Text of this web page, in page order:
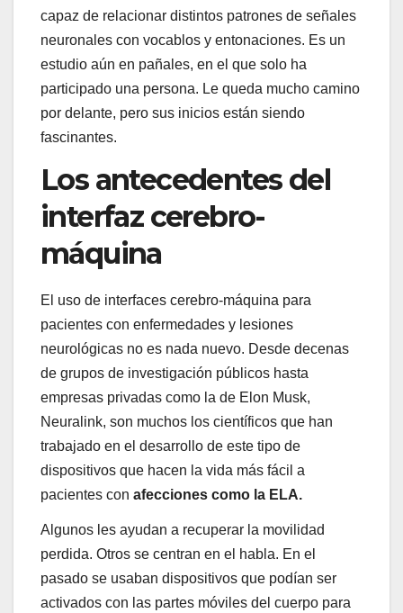
capaz de relacionar distintos patrones de señales
neuronales con vocablos y entonaciones. Es un
estudio aún en pañales, en el que solo ha
participado una persona. Le queda mucho camino
por delante, pero sus inicios están siendo
fascinantes.
Los antecedentes del
interfaz cerebro-
máquina
El uso de interfaces cerebro-máquina para
pacientes con enfermedades y lesiones
neurológicas no es nada nuevo. Desde decenas
de grupos de investigación públicos hasta
empresas privadas como la de Elon Musk,
Neuralink, son muchos los científicos que han
trabajado en el desarrollo de este tipo de
dispositivos que hacen la vida más fácil a
pacientes con afecciones como la ELA.
Algunos les ayudan a recuperar la movilidad
perdida. Otros se centran en el habla. En el
pasado se usaban dispositivos que podían ser
activados con las partes móviles del cuerpo para